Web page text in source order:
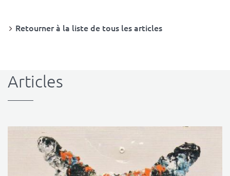
Retourner à la liste de tous les articles
Articles